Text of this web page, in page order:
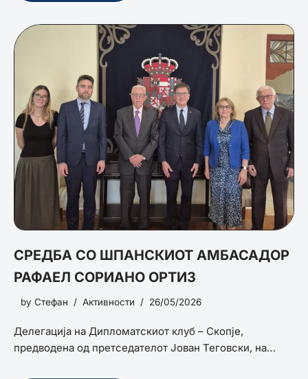
СРЕДБА СО ШПАНСКИОТ АМБАСАДОР
РАФАЕЛ СОРИАНО ОРТИЗ
by Стефан Активности 26/05/2026
Делегација на Дипломатскиот клуб – Скопје,
предводена од претседателот Јован Теговски, на…